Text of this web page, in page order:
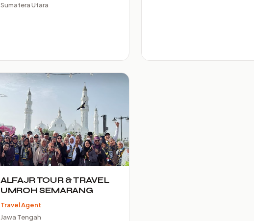
Sumatera Utara
ALFAJR TOUR & TRAVEL
UMROH SEMARANG
Travel Agent
Jawa Tengah